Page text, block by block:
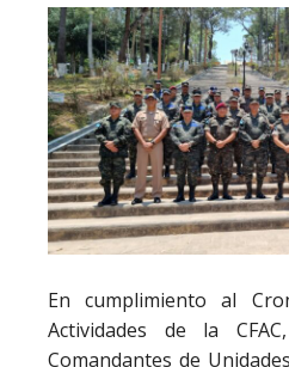
En cumplimiento al
Actividades de la
Comandantes de